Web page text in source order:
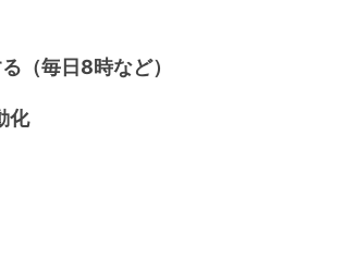
（毎日8時など）
化